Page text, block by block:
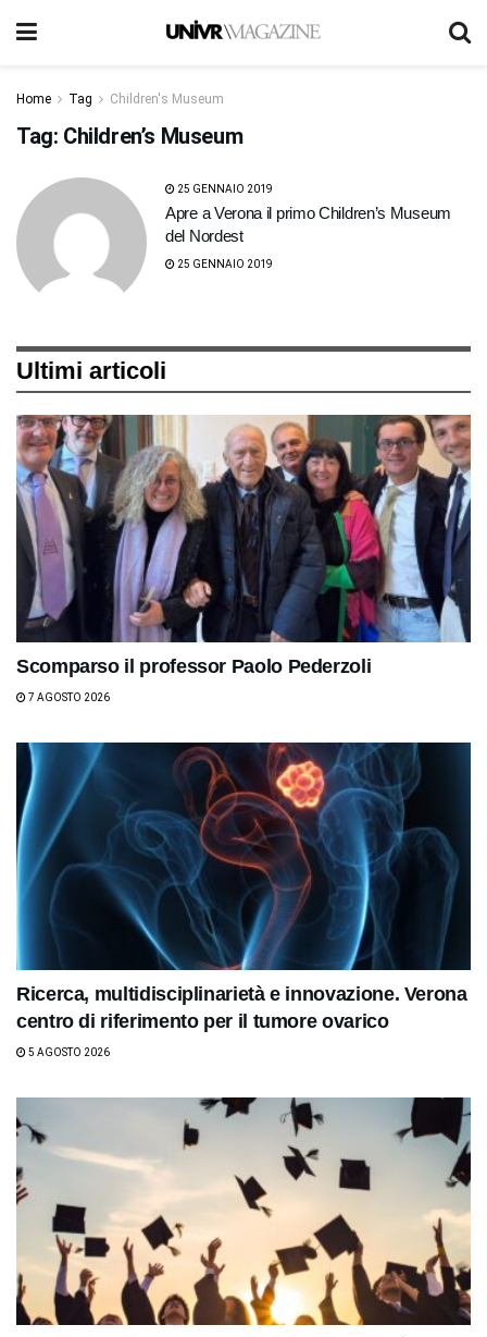
Home Tag Children's Museum
Tag: Children’s Museum
25 GENNAIO 2019
Apre a Verona il primo Children’s Museum
del Nordest
25 GENNAIO 2019
Ultimi articoli
Scomparso il professor Paolo Pederzoli
7 AGOSTO 2026
Ricerca, multidisciplinarietà e innovazione. Verona
centro di riferimento per il tumore ovarico
5 AGOSTO 2026